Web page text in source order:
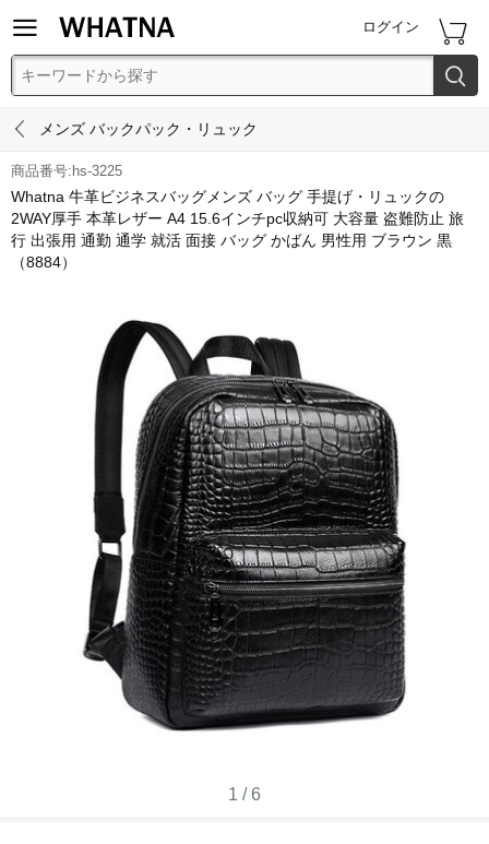
 ログイン 

 メンズ バックパック・リュック
商品番号:hs-3225
Whatna 牛革ビジネスバッグメンズ バッグ 手提げ・リュックの
2WAY厚手 本革レザー A4 15.6インチpc収納可 大容量 盗難防止 旅
行 出張用 通勤 通学 就活 面接 バッグ かばん 男性用 ブラウン 黒
（8884）
1 /6